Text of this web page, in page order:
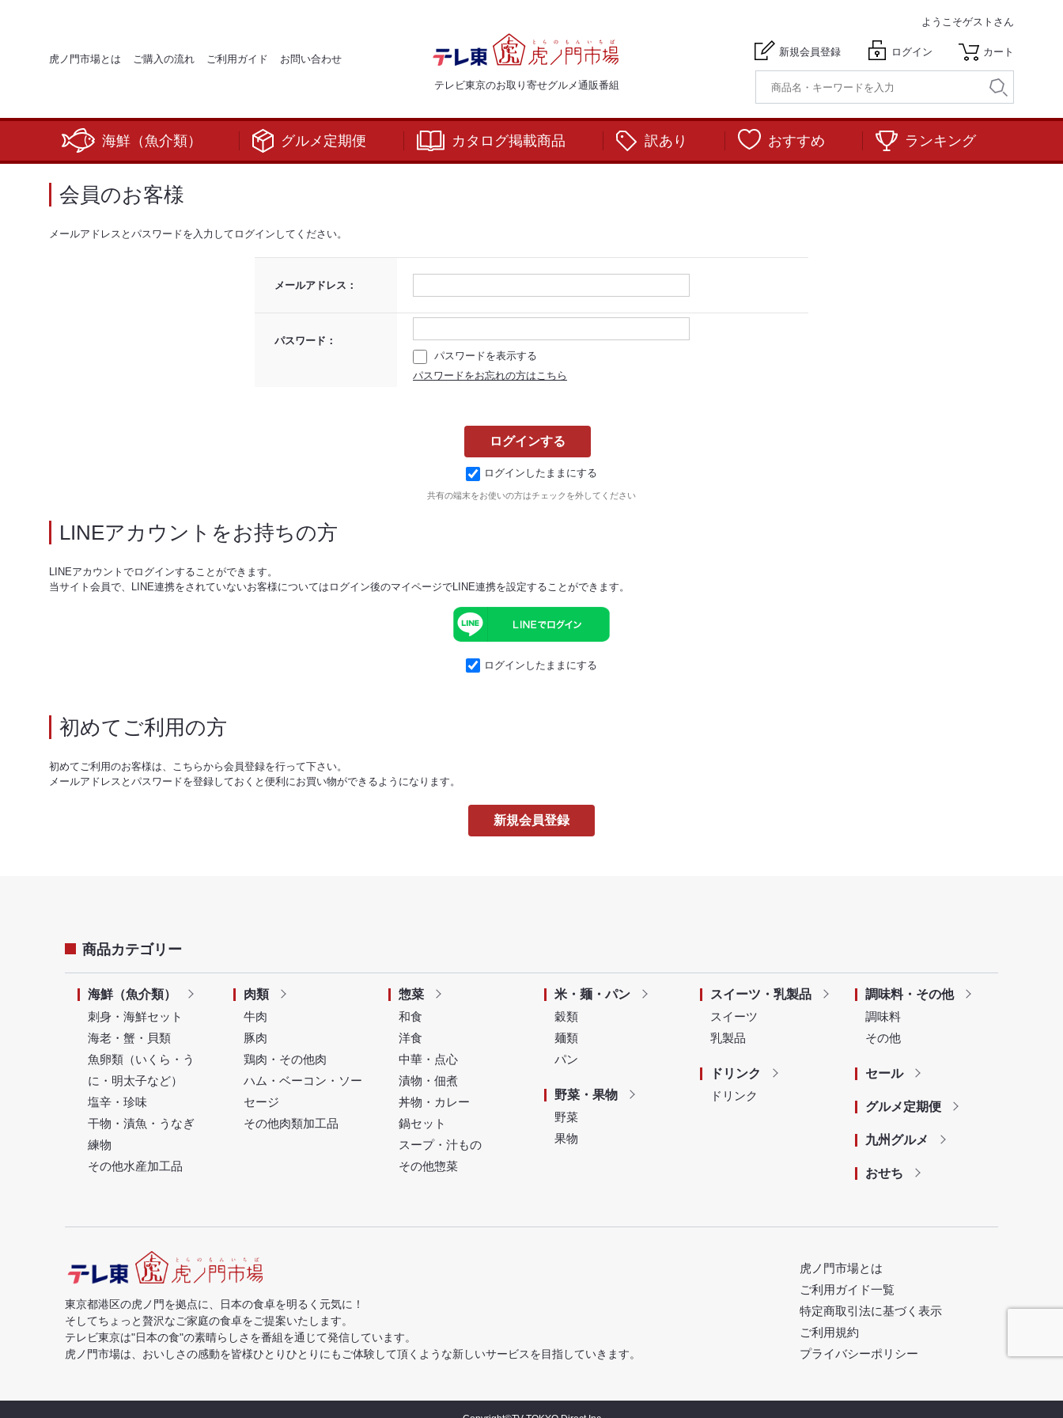
虎ノ門市場とは ご購入の流れ ご利用ガイド お問い合わせ
テレビ東京のお取り寄せグルメ通販番組
ようこそゲストさん
新規会員登録 ログイン カート
海鮮（魚介類） グルメ定期便 カタログ掲載商品 訳あり おすすめ ランキング
会員のお客様
メールアドレスとパスワードを入力してログインしてください。
メールアドレス：
パスワード：
パスワードを表示する
パスワードをお忘れの方はこちら
ログインしたままにする
共有の端末をお使いの方はチェックを外してください
LINEアカウントをお持ちの方
LINEアカウントでログインすることができます。
当サイト会員で、LINE連携をされていないお客様についてはログイン後のマイページでLINE連携を設定することができます。
ログインしたままにする
初めてご利用の方
初めてご利用のお客様は、こちらから会員登録を行って下さい。
メールアドレスとパスワードを登録しておくと便利にお買い物ができるようになります。
商品カテゴリー
海鮮（魚介類）
刺身・海鮮セット
海老・蟹・貝類
魚卵類（いくら・う
に・明太子など）
塩辛・珍味
干物・漬魚・うなぎ
練物
その他水産加工品
肉類
牛肉
豚肉
鶏肉・その他肉
ハム・ベーコン・ソー
セージ
その他肉類加工品
惣菜
和食
洋食
中華・点心
漬物・佃煮
丼物・カレー
鍋セット
スープ・汁もの
その他惣菜
米・麺・パン
穀類
麺類
パン
野菜・果物
野菜
果物
スイーツ・乳製品
スイーツ
乳製品
ドリンク
ドリンク
調味料・その他
調味料
その他
セール
グルメ定期便
九州グルメ
おせち
東京都港区の虎ノ門を拠点に、日本の食卓を明るく元気に！
そしてちょっと贅沢なご家庭の食卓をご提案いたします。
テレビ東京は"日本の食"の素晴らしさを番組を通じて発信しています。
虎ノ門市場は、おいしさの感動を皆様ひとりひとりにもご体験して頂くような新しいサービスを目指していきます。
虎ノ門市場とは
ご利用ガイド一覧
特定商取引法に基づく表示
ご利用規約
プライバシーポリシー